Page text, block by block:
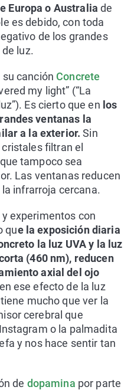
Europa o Australia de
es debido, con toda
de los grandes
luz.
su canción Concrete
my light” (“La
Es cierto que en los
ventanas la
a la exterior.Sin
filtran el
tampoco sea
Las ventanas reducen
infrarroja cercana.
experimentos con
que la exposición diaria
la luz UVA y la luz
(460 nm), reducen
axial del ojo
ese efecto de la luz
mucho que ver la
cerebral que
o la palmadita
y nos hace sentir tan
de dopamina por parte